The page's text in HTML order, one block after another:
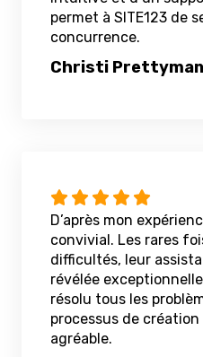
permet à SITE123 de
concurrence.
Christi Prettyman
D’après mon
convivial. Les rares
difficultés, leur
révélée
résolu tous les
processus de
agréable.